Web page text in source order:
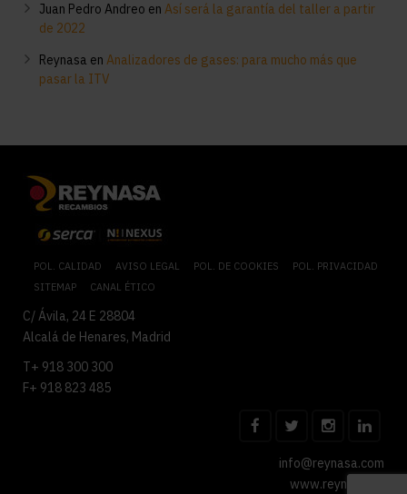
Juan Pedro Andreo en Así será la garantía del taller a partir
de 2022
Reynasa en Analizadores de gases: para mucho más que
pasar la ITV
POL. CALIDAD AVISO LEGAL POL. DE COOKIES
POL. PRIVACIDAD
SITEMAP
CANAL ÉTICO
C/ Ávila, 24 E 28804
Alcalá de Henares, Madrid
T+ 918 300 300
F+ 918 823 485
info@reynasa.com
www.reynasa.es